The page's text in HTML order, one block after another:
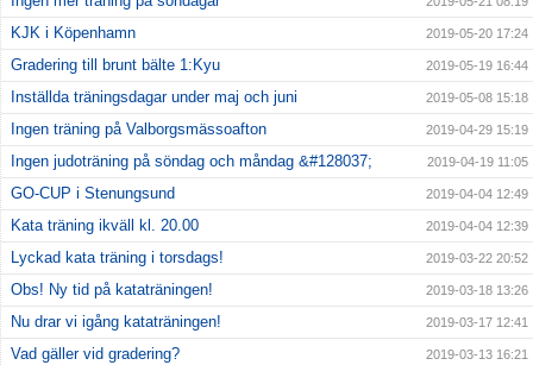
KJK i Köpenhamn 2019-05-20 17:24
Gradering till brunt bälte 1:Kyu 2019-05-19 16:44
Inställda träningsdagar under maj och juni 2019-05-08 15:18
Ingen träning på Valborgsmässoafton 2019-04-29 15:19
Ingen judoträning på söndag och måndag &#128037; 2019-04-19 11:05
GO-CUP i Stenungsund 2019-04-04 12:49
Kata träning ikväll kl. 20.00 2019-04-04 12:39
Lyckad kata träning i torsdags! 2019-03-22 20:52
Obs! Ny tid på kataträningen! 2019-03-18 13:26
Nu drar vi igång kataträningen! 2019-03-17 12:41
Vad gäller vid gradering? 2019-03-13 16:21